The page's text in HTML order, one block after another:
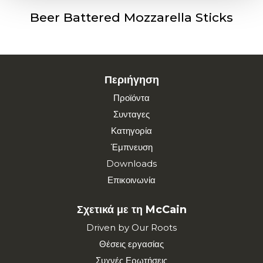
Beer Battered Mozzarella Sticks
Περιήγηση
Προϊόντα
Συνταγες
Κατηγορία
Έμπνευση
Downloads
Επικοινωνία
Σχετικά με τη McCain
Driven by Our Roots
Θέσεις εργασίας
Συχνές Ερωτήσεις